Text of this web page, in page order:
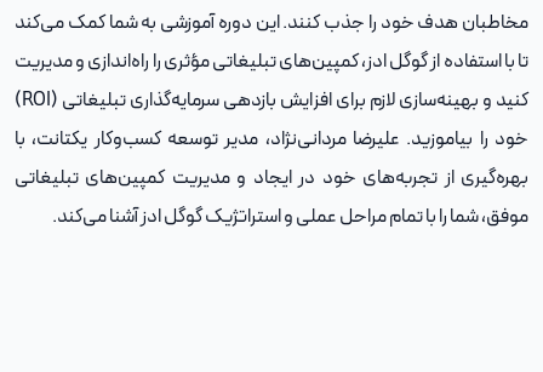
مخاطبان هدف خود را جذب کنند. این دوره آموزشی به شما کمک می‌کند
تا با استفاده از گوگل ادز، کمپین‌های تبلیغاتی مؤثری را راه‌اندازی و مدیریت
کنید و بهینه‌سازی لازم برای افزایش بازدهی سرمایه‌گذاری تبلیغاتی (ROI)
خود را بیاموزید. علیرضا مردانی‌نژاد، مدیر توسعه کسب‌وکار یکتانت، با
بهره‌گیری از تجربه‌های خود در ایجاد و مدیریت کمپین‌های تبلیغاتی
موفق، شما را با تمام مراحل عملی و استراتژیک گوگل ادز آشنا می‌کند.